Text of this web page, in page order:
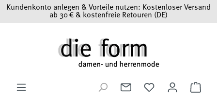
Zum Hauptinhalt springen
Kundenkonto anlegen & Vorteile nutzen: Kostenloser Versand
ab 30 € & kostenfreie Retouren (DE)